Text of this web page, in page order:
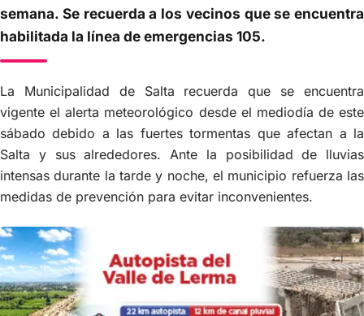
semana. Se recuerda a los vecinos que se encuentra
habilitada la línea de emergencias 105.
La Municipalidad de Salta recuerda que se encuentra
vigente el alerta meteorológico desde el mediodía de este
sábado debido a las fuertes tormentas que afectan a la
Salta y sus alrededores. Ante la posibilidad de lluvias
intensas durante la tarde y noche, el municipio refuerza las
medidas de prevención para evitar inconvenientes.